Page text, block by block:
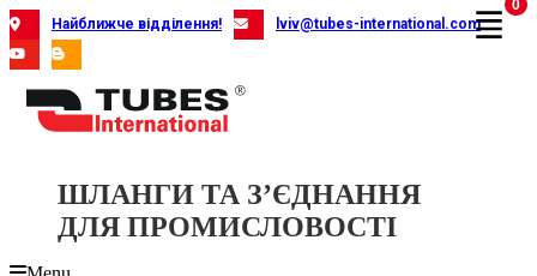
Skip
to
content
Найближче відділення! lviv@tubes-international.com
ШЛАНГИ ТА З’ЄДНАННЯ
ДЛЯ ПРОМИСЛОВОСТІ
0